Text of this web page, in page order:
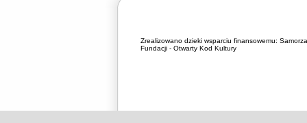
Zrealizowano dzieki wsparciu finansowemu:
Fundacji - Otwarty Kod Kultury